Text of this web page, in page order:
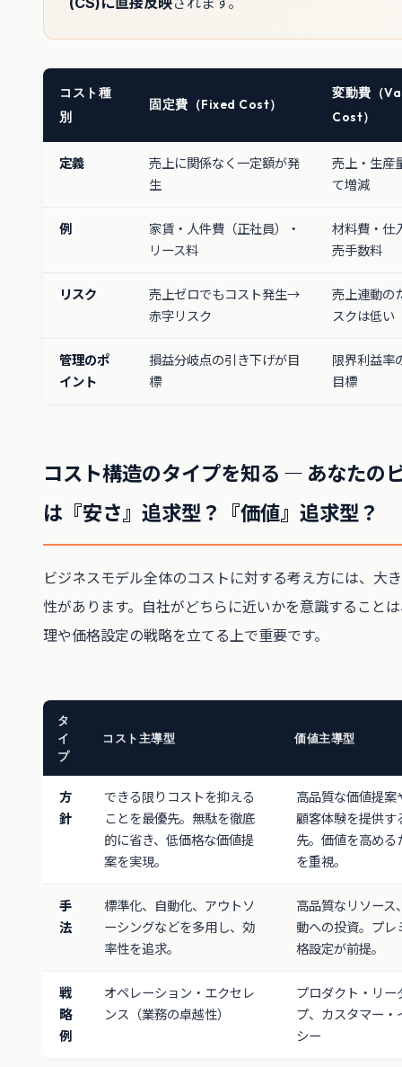
コスト種
別
固定費（Fixed Cost）
変動費（
Cost）
定義
売上に関係なく一定額が発
生
売上・生産
て増減
例
家賃・人件費（正社員）・
リース料
材料費・仕
売手数料
リスク
売上ゼロでもコスト発生→
赤字リスク
売上連動の
スクは低い
管理のポ
イント
損益分岐点の引き下げが目
標
限界利益率
目標
コスト構造のタイプを知る ― あなたの
は『安さ』追求型？『価値』追求型？
ビジネスモデル全体のコストに対する考え方には、大
性があります。自社がどちらに近いかを意識すること
理や価格設定の戦略を立てる上で重要です。
タ
イ
プ
コスト主導型 価値主導型
方
針
できる限りコストを抑える
ことを最優先。無駄を徹底
的に省き、低価格な価値提
案を実現。
高品質な価値提案
顧客体験を提供す
先。価値を高める
を重視。
手
法
標準化、自動化、アウトソ
ーシングなどを多用し、効
率性を追求。
高品質なリソース
動への投資。プレ
格設定が前提。
戦
略
例
オペレーション・エクセレ
ンス（業務の卓越性）
プロダクト・リー
プ、カスタマー・
シー